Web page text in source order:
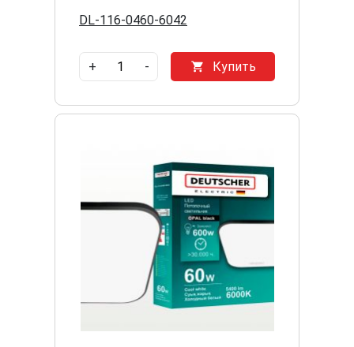
DL-116-0460-6042
+ - Купить